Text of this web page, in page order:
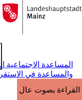
الانتقال إلى المحتوى
إلى
الصفحة
المساعدة الاجتماعية
والمساعدة في
القراءة بصوت عالٍ